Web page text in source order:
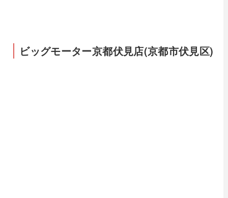
ビッグモーター京都伏見店(京都市伏見区)